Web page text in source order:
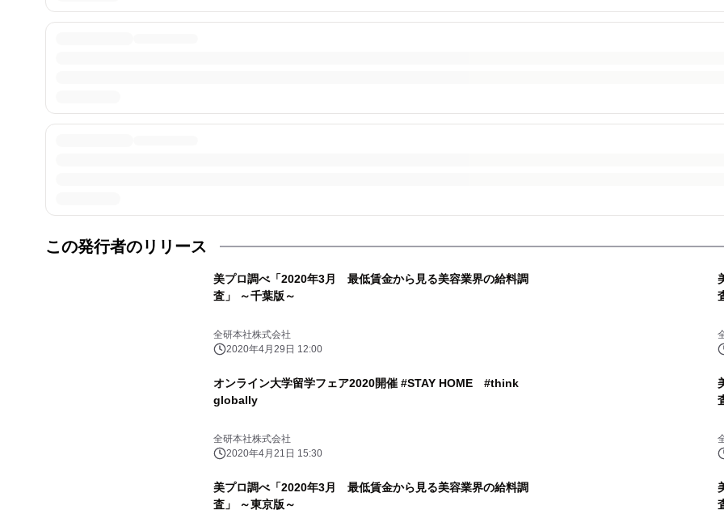
この発行者のリリース
美プロ調べ「2020年3月 最低賃金から見る美容業界の給料調
査」 ～千葉版～
全研本社株式会社
2020年4月29日 12:00
オンライン大学留学フェア2020開催 #STAY HOME #think
globally
全研本社株式会社
2020年4月21日 15:30
美プロ調べ「2020年3月 最低賃金から見る美容業界の給料調
査」 ～東京版～